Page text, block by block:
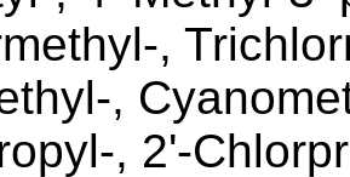
,
,
, 2'-